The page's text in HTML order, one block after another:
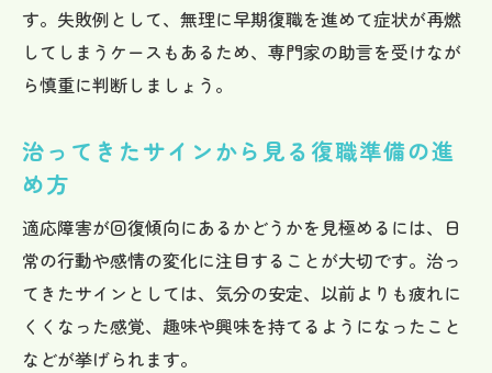
す。失敗例として、無理に早期復職を進めて症状が再燃
してしまうケースもあるため、専門家の助言を受けなが
ら慎重に判断しましょう。
治ってきたサインから見る復職準備の進
め方
適応障害が回復傾向にあるかどうかを見極めるには、日
常の行動や感情の変化に注目することが大切です。治っ
てきたサインとしては、気分の安定、以前よりも疲れに
くくなった感覚、趣味や興味を持てるようになったこと
などが挙げられます。